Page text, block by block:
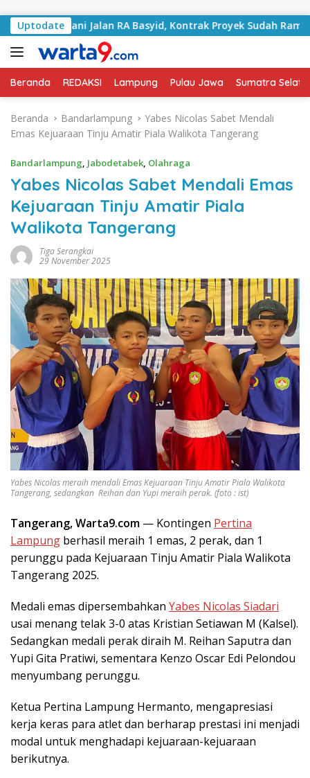
Uptodate
Tangani Jalan RA Basyid, Kontrak Proyek Sudah Rampung
Beranda REDAKSI Lampung Pulau Jawa Sumatra
Beranda Bandarlampung
Yabes Nicolas Sabet Mendali
Emas Kejuaraan Tinju Amatir Piala Walikota Tangerang
Bandarlampung, Jabodetabek, Olahraga
Yabes Nicolas Sabet Mendali Emas
Kejuaraan Tinju Amatir Piala
Walikota Tangerang
Tiga Serangkai
29 November 2025
Yabes Nicolas meraih mendali Emas Kejuaraan Tinju Amatir Piala Walikota
Tangerang, sedangkan Reihan dan Yupi meraih perak. (foto : ist)
Tangerang, Warta9.com — Kontingen Pertina
Lampung berhasil meraih 1 emas, 2 perak, dan 1
perunggu pada Kejuaraan Tinju Amatir Piala Walikota
Tangerang 2025.
Medali emas dipersembahkan Yabes Nicolas Siadari
usai menang telak 3-0 atas Kristian Setiawan M (Kalsel).
Sedangkan medali perak diraih M. Reihan Saputra dan
Yupi Gita Pratiwi, sementara Kenzo Oscar Edi Pelondou
menyumbang perunggu.
Ketua Pertina Lampung Hermanto, mengapresiasi
kerja keras para atlet dan berharap prestasi ini menjadi
modal untuk menghadapi kejuaraan-kejuaraan
berikutnya.